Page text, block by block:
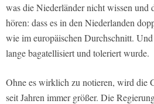
was die Niederländer nicht wissen und
hören: dass es in den Niederlanden
wie im europäischen Durchschnitt.
lange bagatellisiert und toleriert wurde.
Ohne es wirklich zu notieren, wird die
seit Jahren immer größer. Die